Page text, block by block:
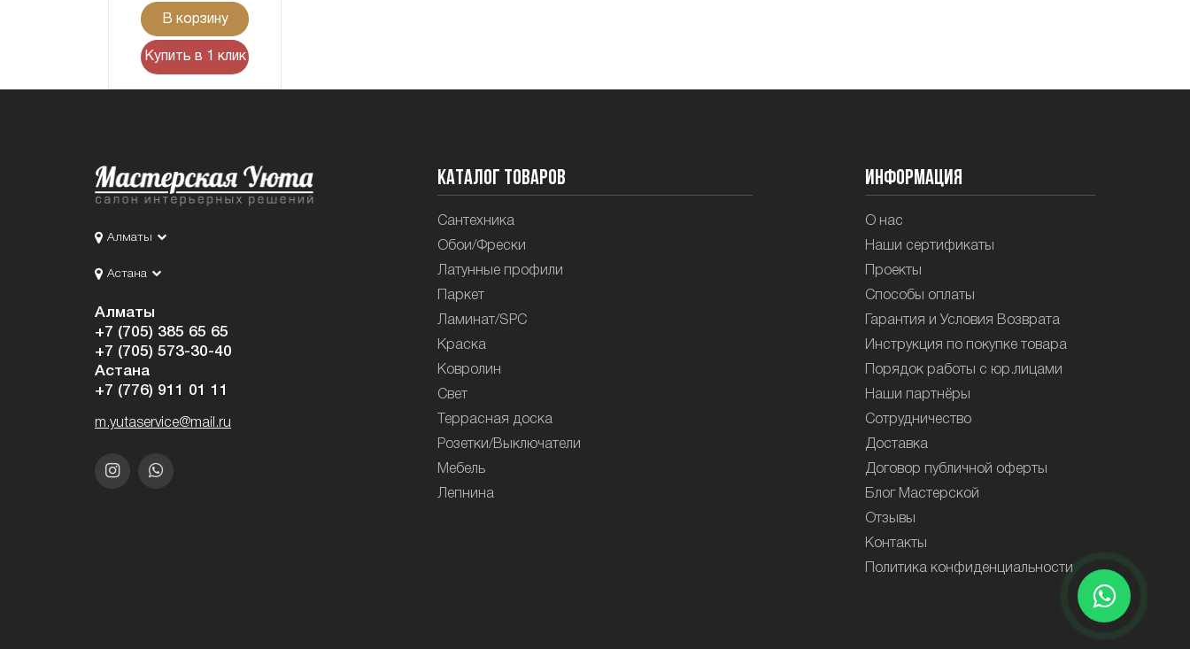
В корзину
Купить в 1 клик
Алматы
Астана
Алматы
+7 (705) 385 65 65
+7 (705) 573-30-40
Астана
+7 (776) 911 01 11
m.yutaservice@mail.ru
Каталог товаров
Сантехника
Обои/Фрески
Латунные профили
Паркет
Ламинат/SPC
Краска
Ковролин
Свет
Террасная доска
Розетки/Выключатели
Мебель
Лепнина
Информация
О нас
Наши сертификаты
Проекты
Способы оплаты
Гарантия и Условия Возврата
Инструкция по покупке товара
Порядок работы с юр.лицами
Наши партнёры
Сотрудничество
Доставка
Договор публичной оферты
Блог Мастерской
Отзывы
Контакты
Политика конфиденциальности